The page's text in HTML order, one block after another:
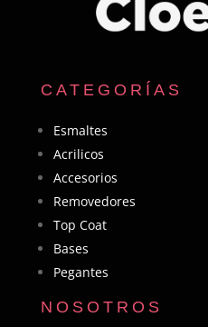
CATEGORÍAS
Esmaltes
Acrilicos
Accesorios
Removedores
Top Coat
Bases
Pegantes
NOSOTROS